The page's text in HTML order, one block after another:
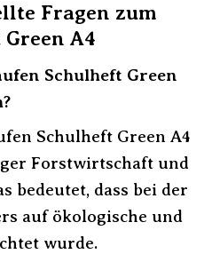
Fragen zum
A4
Schulheft Green
Schulheft Green A4
Forstwirtschaft und
bedeutet, dass bei der
auf ökologische und
wurde.